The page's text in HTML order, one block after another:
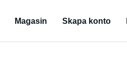
Magasin Skapa konto